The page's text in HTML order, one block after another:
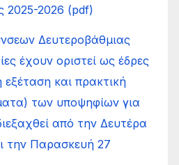
2025-2026 (pdf)
Δευτεροβάθμιας
έχουν οριστεί ως έδρες
εξέταση και πρακτική
των υποψηφίων για
από την Δευτέρα
την Παρασκευή 27